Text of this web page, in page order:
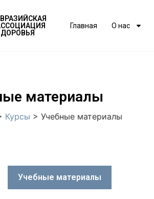
Главная О нас
материалы
Курсы > Учебные материалы
Учебные материалы